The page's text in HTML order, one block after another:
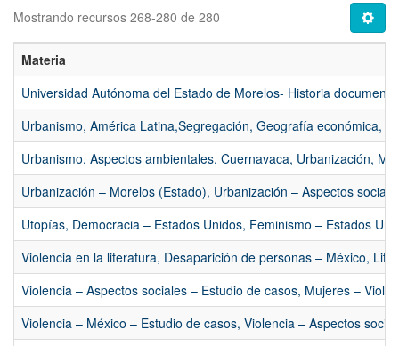
Mostrando recursos 268-280 de 280
Materia
Universidad Autónoma del Estado de Morelos- Historia documental
Urbanismo, América Latina,Segregación, Geografía económica,
Urbanismo, Aspectos ambientales, Cuernavaca, Urbanización,
Urbanización – Morelos (Estado), Urbanización – Aspectos
Utopías, Democracia – Estados Unidos, Feminismo – Estados
Violencia en la literatura, Desaparición de personas – México,
Violencia – Aspectos sociales – Estudio de casos, Mujeres –
Violencia – México – Estudio de casos, Violencia – Aspectos